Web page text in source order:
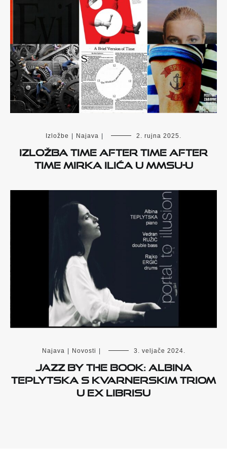
Izložbe Najava 2. rujna 2025.
IZLOŽBA TIME AFTER TIME AFTER
TIME MIRKA ILIĆA U MMSU-u
Najava Novosti 3. veljače 2024.
Jazz By The Book: Albina
Teplytska s kvarnerskim triom
u Ex librisu